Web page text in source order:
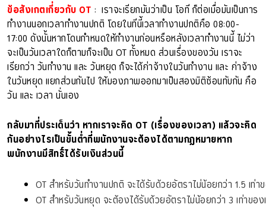
ข้อสังเกตเกี่ยวกับ OT: เราจะเรียกมันว่าเป็น โอที ก็ต่อเมื่อมันเป็นการ
ทำงานนอกเวลาทำงานปกติ โดยในทีนี้เวลาทำงานปกติคือ 08:00-
17:00 ดังนั้นหากโดนกำหนดให้ทำงานก่อนหรือหลังเวลาทำงานนี้ ไม่ว่า
จะเป็นวันเวลาใดก็ตามก็จะเป็น OT ทั้งหมด ส่วนเรื่องของวัน เราจะ
เรียกว่า วันทำงาน และ วันหยุด ก็จะได้ค่าจ้างในวันทำงาน และ ค่าจ้าง
ในวันหยุด แยกส่วนกันไป ให้มองภาพออกมาเป็นสองมิติซ้อนทับกัน คือ
วัน และ เวลา นั่นเอง
กลับมาที่ประเด็นว่า หากเราจะคิด OT (เรื่องของเวลา) แล้วจะคิด
กันอย่างไรเป็นขั้นต่ำที่พนักงานจะต้องได้ตามกฏหมายหาก
พนักงานมีสิทธิ์ได้รับเงินส่วนนี้
OT สำหรับวันทำงานปกติ จะได้รับด้วยอัตราไม่น้อยกว่า 1.5 เท่
OT สำหรับวันหยุด จะต้องได้รับด้วยอัตราไม่น้อยกว่า 3 เท่าขอ